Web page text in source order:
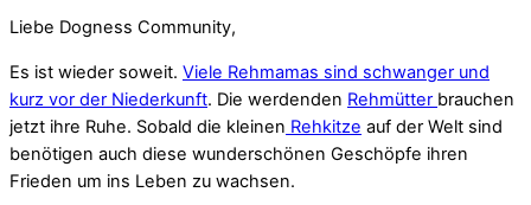
Liebe Dogness Community,
Es ist wieder soweit. Viele Rehmamas sind schwanger und
kurz vor der Niederkunft. Die werdenden Rehmütter brauchen
jetzt ihre Ruhe. Sobald die kleinen Rehkitze auf der Welt sind
benötigen auch diese wunderschönen Geschöpfe ihren
Frieden um ins Leben zu wachsen.